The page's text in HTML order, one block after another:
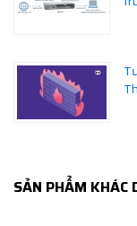
SẢN PHẨM KHÁC